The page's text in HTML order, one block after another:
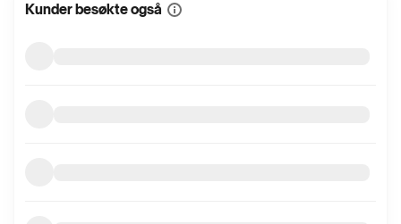
Kunder besøkte også Vis